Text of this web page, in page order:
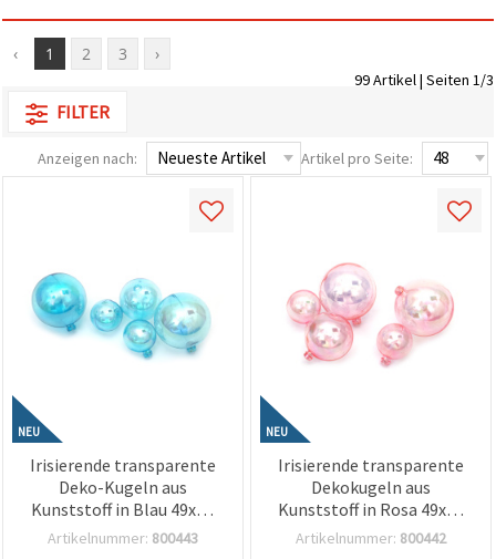
Einwilligung,
Datenverkehr
sowie
Inhalte und
Werbung
Analyse
Marketing.
Sie können
ablehnen
oder Ihre
Auswahl in
Einstellungen
individuell
festlegen.
Einwilligung
‹ 1 2 3 ›
99 Artikel | Seiten 1/3
FILTER
Anzeigen nach: Artikel pro Seite:
NEU
Irisierende transparente
Deko-Kugeln aus
Kunststoff in Blau 49x29
mm – Set 12 Stück – ideal
Artikelnummer: 800443
NEU
Irisierende transparente
Dekokugeln aus
Kunststoff in Rosa 49x29
mm – Set mit 12 Stück
Artikelnummer: 800442